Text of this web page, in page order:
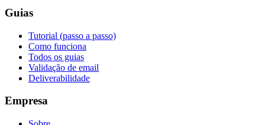
Guias
Tutorial (passo a passo)
Como funciona
Todos os guias
Validação de email
Deliverabilidade
Empresa